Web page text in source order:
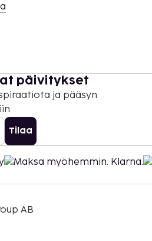
päivitykset
ja pääsyn
Tilaa
AB